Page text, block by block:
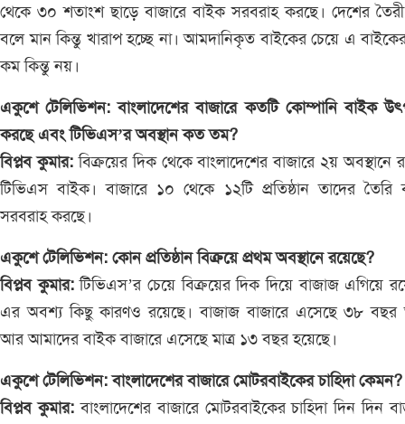
থেকে ৩০ শতাংশ ছাড়ে বাজারে বাইক সরবরাহ করছে। দেশের
বলে মান কিন্তু খারাপ হচ্ছে না। আমদানিকৃত বাইকের চেয়ে এ
কম কিন্তু নয়।
একুশে টেলিভিশন: বাংলাদেশের বাজারে কতটি কোম্পানি বাইক
করছে এবং টিভিএস’র অবস্থান কত তম?
বিপ্লব কুমার:বিক্রয়ের দিক থেকে বাংলাদেশের বাজারে ২য় অবস্থানে
টিভিএস বাইক। বাজারে ১০ থেকে ১২টি প্রতিষ্ঠান তাদের তৈরি
সরবরাহ করছে।
একুশে টেলিভিশন: কোন প্রতিষ্ঠান বিক্রয়ে প্রথম অবস্থানে রয়েছে?
বিপ্লব কুমার:টিভিএস’র চেয়ে বিক্রয়ের দিক দিয়ে বাজাজ এগিয়ে
এর অবশ্য কিছু কারণও রয়েছে। বাজাজ বাজারে এসেছে ৩৮
আর আমাদের বাইক বাজারে এসেছে মাত্র ১৩ বছর হয়েছে।
একুশে টেলিভিশন: বাংলাদেশের বাজারে মোটরবাইকের চাহিদা
বিপ্লব কুমার:বাংলাদেশের বাজারে মোটরবাইকের চাহিদা দিন দিন